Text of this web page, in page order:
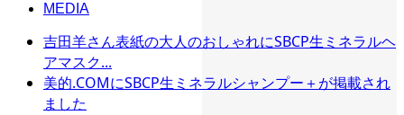
MEDIA
吉田羊さん表紙の大人のおしゃれにSBCP生ミネラルヘ
アマスク...
美的.COMにSBCP生ミネラルシャンプー＋が掲載され
ました